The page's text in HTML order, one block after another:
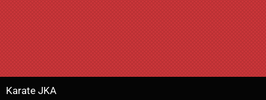
Karate JKA